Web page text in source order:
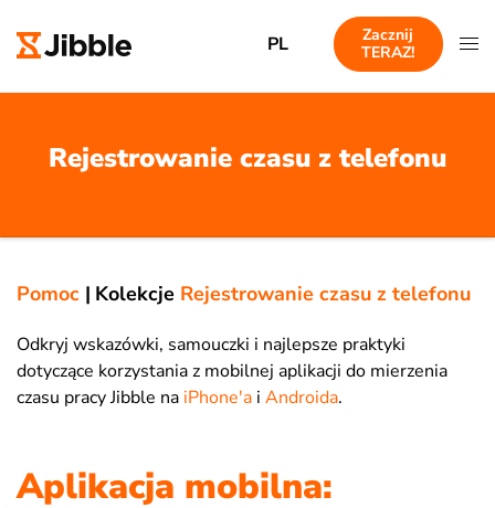
PL
Zacznij
TERAZ!
Rejestrowanie czasu z telefonu
Pomoc | Kolekcje Rejestrowanie czasu z telefonu
Odkryj wskazówki, samouczki i najlepsze praktyki
dotyczące korzystania z mobilnej aplikacji do mierzenia
czasu pracy Jibble na iPhone'a i Androida.
Aplikacja mobilna: